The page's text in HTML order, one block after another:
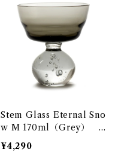
Stem Glass Eternal Sno
w M 170ｍl（Grey） S
ERAX
¥4,290